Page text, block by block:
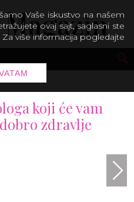
koji će vam
zdravlje
Vaše iskustvo na našem
ovaj sajt, saglasni ste
više informacija pogledajte